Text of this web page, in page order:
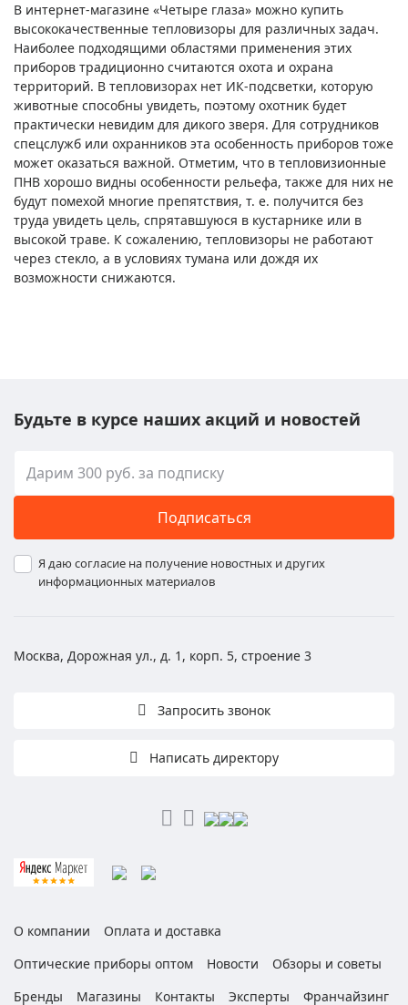
В интернет-магазине «Четыре глаза» можно купить
высококачественные тепловизоры для различных задач.
Наиболее подходящими областями применения этих
приборов традиционно считаются охота и охрана
территорий. В тепловизорах нет ИК-подсветки, которую
животные способны увидеть, поэтому охотник будет
практически невидим для дикого зверя. Для сотрудников
спецслужб или охранников эта особенность приборов тоже
может оказаться важной. Отметим, что в тепловизионные
ПНВ хорошо видны особенности рельефа, также для них не
будут помехой многие препятствия, т. е. получится без
труда увидеть цель, спрятавшуюся в кустарнике или в
высокой траве. К сожалению, тепловизоры не работают
через стекло, а в условиях тумана или дождя их
возможности снижаются.
Будьте в курсе наших акций и новостей
Подписаться
Я даю согласие на получение новостных и других
информационных материалов
Москва, Дорожная ул., д. 1, корп. 5, строение 3
Запросить звонок
Написать директору
О компании
Оплата и доставка
Оптические приборы оптом
Новости
Обзоры и советы
Бренды
Магазины Контакты Эксперты Франчайзинг